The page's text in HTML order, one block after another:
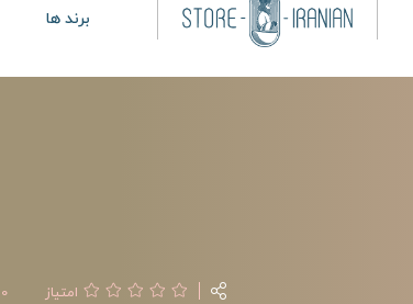
برند ها
امتیاز 0 دیدگاه